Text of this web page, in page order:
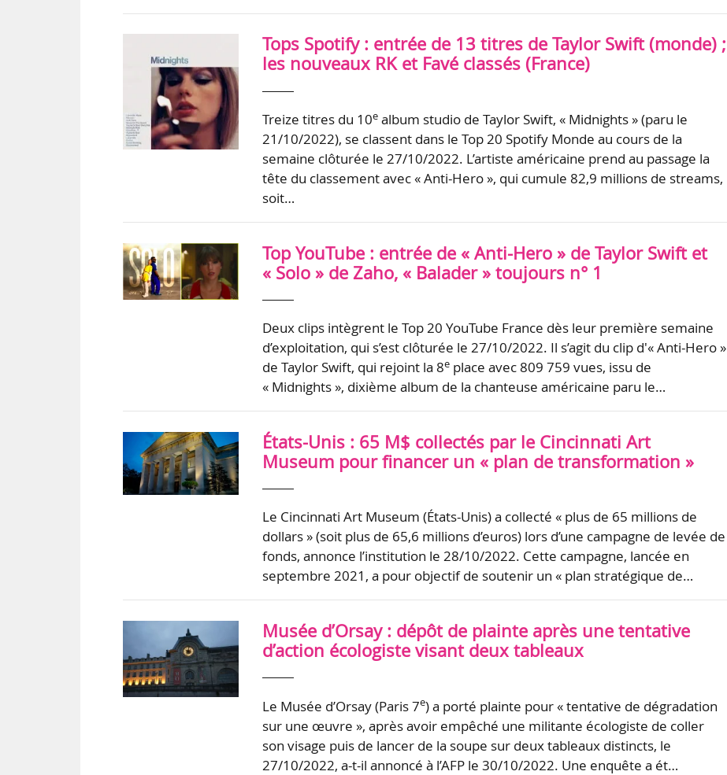
Tops Spotify : entrée de 13 titres de Taylor Swift (monde) ;
les nouveaux RK et Favé classés (France)
Treize titres du 10e album studio de Taylor Swift, « Midnights » (paru le
21/10/2022), se classent dans le Top 20 Spotify Monde au cours de la
semaine clôturée le 27/10/2022. L’artiste américaine prend au passage la
tête du classement avec « Anti-Hero », qui cumule 82,9 millions de streams,
soit…
Top YouTube : entrée de « Anti-Hero » de Taylor Swift et
« Solo » de Zaho, « Balader » toujours n° 1
Deux clips intègrent le Top 20 YouTube France dès leur première semaine
d’exploitation, qui s’est clôturée le 27/10/2022. Il s’agit du clip d'« Anti-Hero »
de Taylor Swift, qui rejoint la 8e place avec 809 759 vues, issu de
« Midnights », dixième album de la chanteuse américaine paru le…
États-Unis : 65 M$ collectés par le Cincinnati Art
Museum pour financer un « plan de transformation »
Le Cincinnati Art Museum (États-Unis) a collecté « plus de 65 millions de
dollars » (soit plus de 65,6 millions d’euros) lors d’une campagne de levée de
fonds, annonce l’institution le 28/10/2022. Cette campagne, lancée en
septembre 2021, a pour objectif de soutenir un « plan stratégique de…
Musée d’Orsay : dépôt de plainte après une tentative
d’action écologiste visant deux tableaux
Le Musée d’Orsay (Paris 7e) a porté plainte pour « tentative de dégradation
sur une œuvre », après avoir empêché une militante écologiste de coller
son visage puis de lancer de la soupe sur deux tableaux distincts, le
27/10/2022, a-t-il annoncé à l’AFP le 30/10/2022. Une enquête a ét…